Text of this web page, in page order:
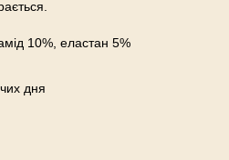
10%, еластан 5%
дня